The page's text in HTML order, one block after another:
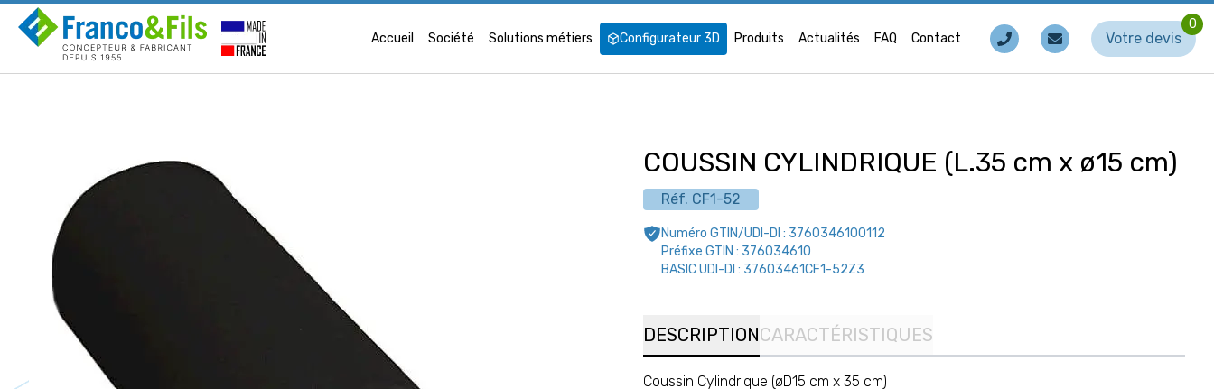
Accueil Société Solutions métiers Configurateur 3D Produits Actualités FAQ Contact Votre devis
0
COUSSIN CYLINDRIQUE (L.35 cm x ø15 cm)
Réf. CF1-52
Numéro GTIN/UDI-DI : 3760346100112
Préfixe GTIN : 376034610
BASIC UDI-DI : 37603461CF1-52Z3
DESCRIPTIONCARACTÉRISTIQUES
Coussin Cylindrique (øD15 cm x 35 cm)